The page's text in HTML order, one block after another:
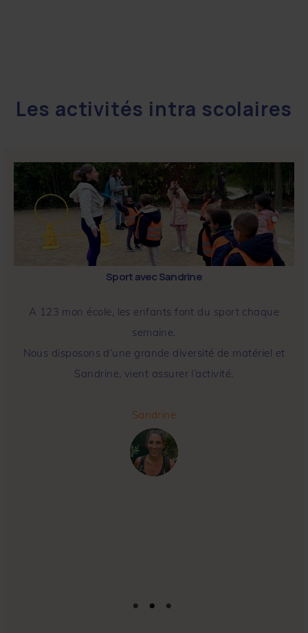
Les activités intra scolaires
Musique avec Féli
Féli est comédienne et chanteuse, artiste-intervenante
en éveil musical.
Ses ateliers, nourris par la scène, mêlent chant,
mouvement et narration pour éveiller l’imaginaire.
enfant avec sensibilité, exigence artistique et
bienveillance.